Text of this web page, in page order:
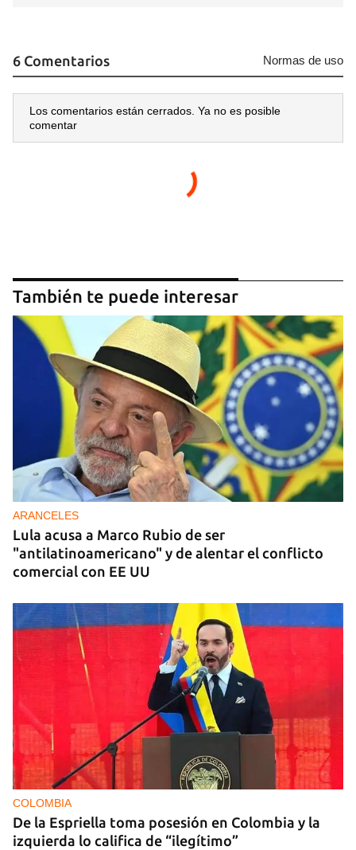
6 Comentarios Normas de uso
Los comentarios están cerrados. Ya no es posible
comentar
También te puede interesar
ARANCELES
Lula acusa a Marco Rubio de ser
"antilatinoamericano" y de alentar el conflicto
comercial con EE UU
COLOMBIA
De la Espriella toma posesión en Colombia y la
izquierda lo califica de “ilegítimo”